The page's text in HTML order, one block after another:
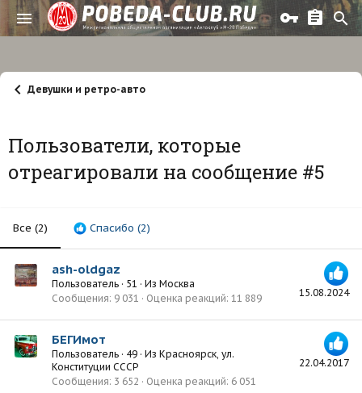
Девушки и ретро-авто
Пользователи, которые
отреагировали на сообщение #5
Все (2) Спасибо (2)
15.08.2024
ash-oldgaz
Пользователь · 51 · Из Москва
Сообщения 9 031 Оценка реакций 11 889
22.04.2017
БЕГИмот
Пользователь · 49 · Из Красноярск, ул.
Конституции СССР
Сообщения 3 652 Оценка реакций 6 051